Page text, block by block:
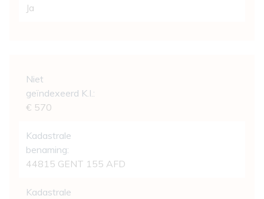
Ja
Niet
geïndexeerd K.I.:
€ 570
Kadastrale
benaming:
44815 GENT 155 AFD
Kadastrale